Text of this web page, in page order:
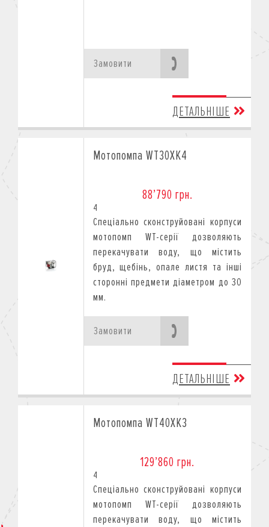
Замовити
ДЕТАЛЬНІШЕ
Мотопомпа WT30XK4
88’790 грн.
4
Спеціально сконструйовані корпуси
мотопомп WT-серії дозволяють
перекачувати воду, що містить
бруд, щебінь, опале листя та інші
сторонні предмети діаметром до 30
мм.
Замовити
ДЕТАЛЬНІШЕ
Мотопомпа WT40XK3
129’860 грн.
4
Спеціально сконструйовані корпуси
мотопомп WT-серії дозволяють
перекачувати воду, що містить